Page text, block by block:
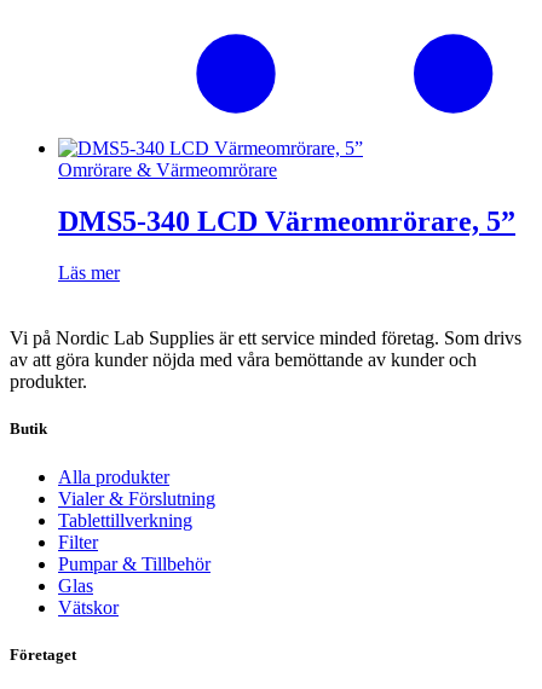
Omrörare & Värmeomrörare
DMS5-340 LCD Värmeomrörare, 5”
Läs mer
Vi på Nordic Lab Supplies är ett service minded företag. Som drivs
av att göra kunder nöjda med våra bemöttande av kunder och
produkter.
Butik
Alla produkter
Vialer & Förslutning
Tablettillverkning
Filter
Pumpar & Tillbehör
Glas
Vätskor
Företaget